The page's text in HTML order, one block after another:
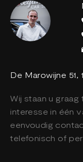
De Marowijne 51,
Wij staan u
interesse in één
eenvoudig
telefonisch of per